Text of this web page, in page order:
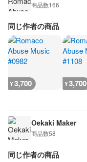
商品数166
同じ作者の商品
¥3,700 ¥3,700
Oekaki Maker
商品数58
同じ作者の商品